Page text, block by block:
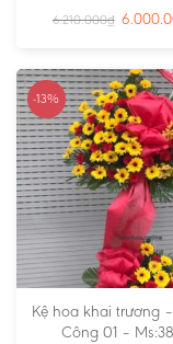
6.210.000₫
-13%
Kệ hoa khai trương
Công 01 –